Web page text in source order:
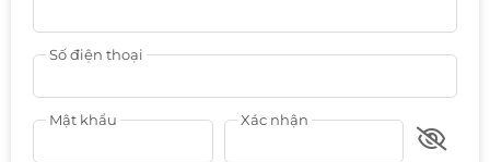
Số điện thoại
Mật khẩu Xác nhận